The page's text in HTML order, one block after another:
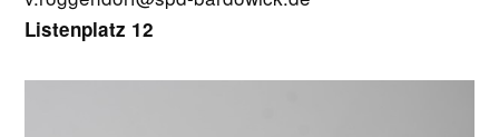
Listenplatz 12